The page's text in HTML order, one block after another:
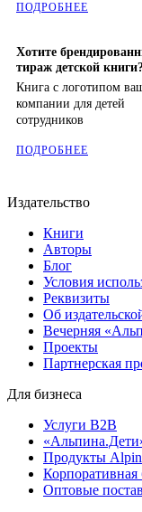
ПОДРОБНЕЕ
Хотите
тираж детской
Книга с логотипом
компании для детей
сотрудников
ПОДРОБНЕЕ
Издательство
Книги
Авторы
Блог
Условия
Реквизиты
Об
Вечерняя
Проекты
Партнерская
Для бизнеса
Услуги B2B
Продукты
Корпоративная
Оптовые